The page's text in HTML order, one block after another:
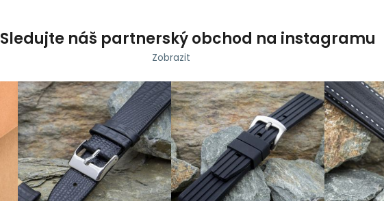
Sledujte náš partnerský obchod na instagramu
Zobrazit